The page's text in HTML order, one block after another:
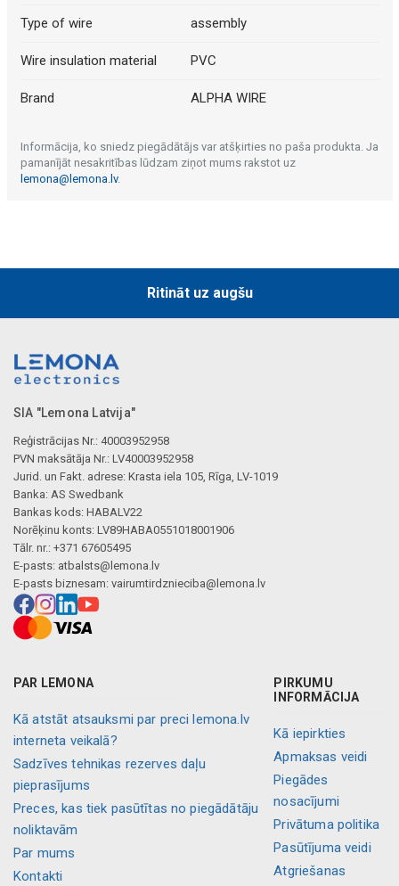
Type of wire assembly
Wire insulation material PVC
Brand ALPHA WIRE
Informācija, ko sniedz piegādātājs var atšķirties no paša produkta. Ja
pamanījāt nesakritības lūdzam ziņot mums rakstot uz
lemona@lemona.lv.
Ritināt uz augšu
SIA "Lemona Latvija"
Reģistrācijas Nr.: 40003952958
PVN maksātāja Nr.: LV40003952958
Jurid. un Fakt. adrese: Krasta iela 105, Rīga, LV-1019
Banka: AS Swedbank
Bankas kods: HABALV22
Norēķinu konts: LV89HABA0551018001906
Tālr. nr.: +371 67605495
E-pasts: atbalsts@lemona.lv
E-pasts biznesam: vairumtirdznieciba@lemona.lv
PAR LEMONA
Kā atstāt atsauksmi par preci lemona.lv
interneta veikalā?
Sadzīves tehnikas rezerves daļu
pieprasījums
Preces, kas tiek pasūtītas no piegādātāju
noliktavām
Par mums
Kontakti
PIRKUMU
INFORMĀCIJA
Kā iepirkties
Apmaksas veidi
Piegādes
nosacījumi
Privātuma politika
Pasūtījuma veidi
Atgriešanas